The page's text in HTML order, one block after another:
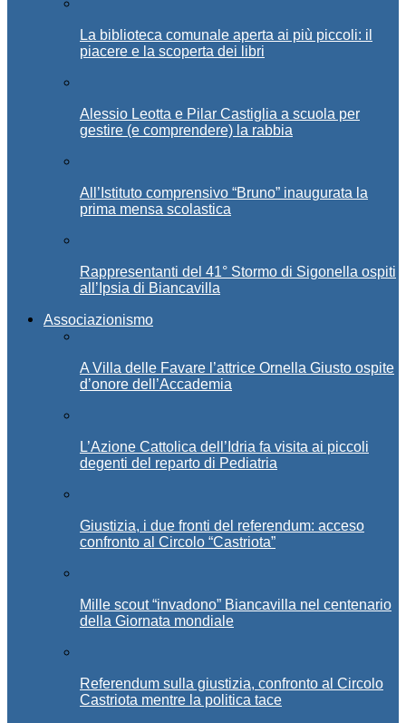
La biblioteca comunale aperta ai più piccoli: il
piacere e la scoperta dei libri
Alessio Leotta e Pilar Castiglia a scuola per
gestire (e comprendere) la rabbia
All’Istituto comprensivo “Bruno” inaugurata la
prima mensa scolastica
Rappresentanti del 41° Stormo di Sigonella ospiti
all’Ipsia di Biancavilla
Associazionismo
A Villa delle Favare l’attrice Ornella Giusto ospite
d’onore dell’Accademia
L’Azione Cattolica dell’Idria fa visita ai piccoli
degenti del reparto di Pediatria
Giustizia, i due fronti del referendum: acceso
confronto al Circolo “Castriota”
Mille scout “invadono” Biancavilla nel centenario
della Giornata mondiale
Referendum sulla giustizia, confronto al Circolo
Castriota mentre la politica tace